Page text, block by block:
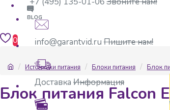
info@garantvid.ru Пишите нам!
Доставка Информация
BLOG
0
Источники питания Блоки питания Блок
Блок питания Falcon